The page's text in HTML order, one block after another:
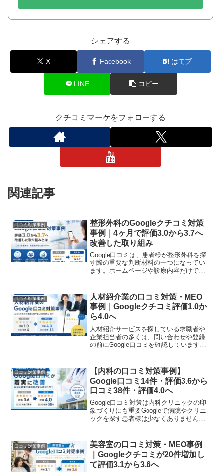
シェアする
X Facebook はてブ
LINE コピー
クチコミマーケをフォローする
関連記事
口コミ対策事例
整形外科のGoogleクチコミ対策
事例｜4ヶ月で評価3.0から3.7へ
改善した取り組み
Google口コミは、患者様が整形外科を探
す際の重要な判断材料の一つになってい
ます。ホームページや診療内容だけでな
ません。今回は、クチコミマーケを導入
した整形外科の口コ...
口コミ対策事例
人材紹介業の口コミ対策・MEO
事例｜Googleクチコミ評価1.0か
ら4.0へ
人材紹介サービスを探している求職者や
企業担当者の多くは、問い合わせや登録
の前にGoogle口コミを確認しています。
に魅力があっても、Googleビジネスプロ
フィールの評価や...
口コミ対策事例
【内科の口コミ対策事例】
Google口コミ14件・評価3.6から
口コミ38件・評価4.0へ
Google口コミ対策は内科クリニックの印
象づくりにも重要Googleで病院やクリニ
ックを探す患者様は少なくありません。
を確認してから受診先を決めるケース
も...
口コミ対策事例
美容室の口コミ対策・MEO事例
｜Googleクチコミが20件増加し
て評価3.1から3.6へ